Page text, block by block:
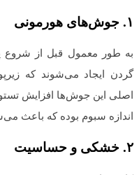
۱. جوش‌های هورمونی
به طور معمول قبل از شروع
گردن ایجاد می‌شوند که
اصلی این جوش‌ها افزایش
اندازه سبوم بوده که باعث
۲. خشکی و حساسیت